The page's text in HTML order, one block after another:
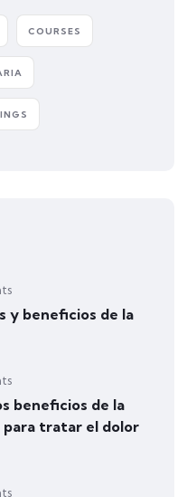
COURSES
y beneficios de la
beneficios de la
tratar el dolor